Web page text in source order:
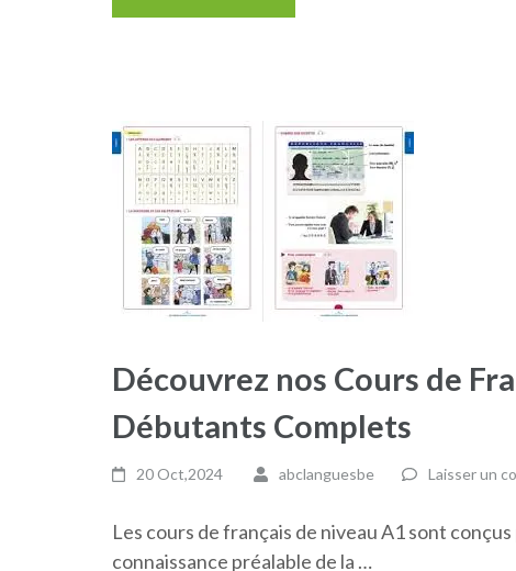
Découvrez nos Cours de
Débutants Complets
20 Oct,2024 abclanguesbe Laisser un
Les cours de français de niveau A1 sont
connaissance préalable de la …